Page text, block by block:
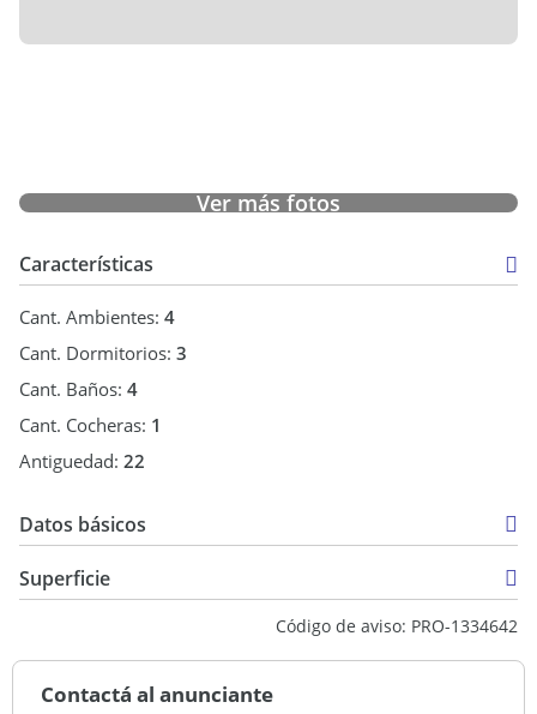
Ver más fotos
Características
Cant. Ambientes: 4
Cant. Dormitorios: 3
Cant. Baños: 4
Cant. Cocheras: 1
Antiguedad: 22
Datos básicos
USD 320.000
Superficie
Código de aviso: PRO-1334642
Contactá al anunciante